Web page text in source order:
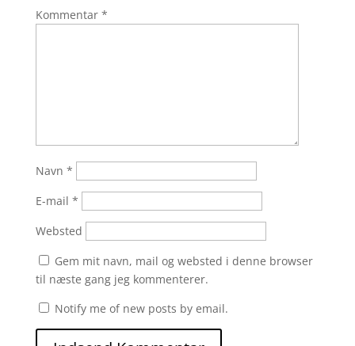
Kommentar *
Navn *
E-mail *
Websted
Gem mit navn, mail og websted i denne browser
til næste gang jeg kommenterer.
Notify me of new posts by email.